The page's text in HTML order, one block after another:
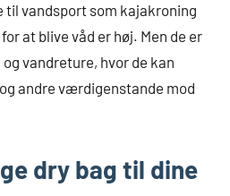
til vandsport som kajakroning
at blive våd er høj. Men de er
vandreture, hvor de kan
andre værdigenstande mod
dry bag til dine